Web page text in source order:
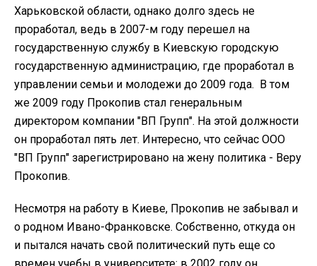
Харьковской области, однако долго здесь не
проработал, ведь в 2007-м году перешел на
государственную службу в Киевскую городскую
государственную администрацию, где проработал в
управлении семьи и молодежи до 2009 года. В том
же 2009 году Прокопив стал генеральным
директором компании "ВП Групп". На этой должности
он проработал пять лет. Интересно, что сейчас ООО
"ВП Групп" зарегистрировано на жену политика - Веру
Прокопив.
Несмотря на работу в Киеве, Прокопив не забывал и
о родном Ивано-Франковске. Собственно, откуда он
и пытался начать свой политический путь еще со